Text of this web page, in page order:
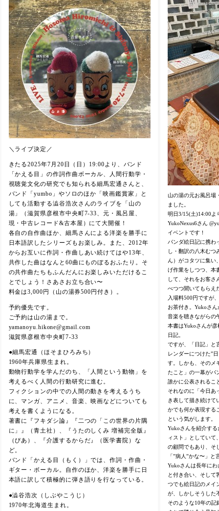
＼ライブ決定／
きたる2025年7月20日（日）19:00より、バンド
「かえる目」の作詞作曲ボーカル、人間行動学・
視聴覚文化の研究でも知られる細馬宏通さんと、
バンド「yumbo」やソロのほか「映画鑑賞家」と
しても活動する澁谷浩次さんのライブを「山の
湯」（滋賀県彦根市中央町7-33、元・風呂屋、
現・中古レコード&古本屋）にて大開催！
各自の自作曲ほか、細馬さんによる洋楽を勝手に
日本語訳したシリーズもお楽しみ。また、2012年
からお互いに作詞・作曲しあい続けてはや13年、
共作した曲はなんと60曲にものぼるおふたり。そ
の共作曲たちもふんだんにお楽しみいただけるこ
とでしょう！さあさお立ち合い〜
料金は3,000円（山の湯券500円付き）。
予約優先です。
ご予約は山の湯まで。
yamanoyu.hikone@gmail.com
滋賀県彦根市中央町7-33
●細馬宏通（ほそまひろみち）
1960年兵庫県生まれ。
動物行動学を学んだのち、「人間という動物」を
考えるべく人間の行動研究に進む。
フィクションの中での人間の動きを考えるうち
に、マンガ、アニメ、音楽、映画などについても
考えを書くようになる。
著書に『フキダシ論』『二つの「この世界の片隅
に」』（青土社）、『うたのしくみ 増補完全版』
（ぴあ）、『介護するからだ』（医学書院）な
ど。
バンド「かえる目（もく）」では、作詞・作曲・
ギター・ボーカル。自作のほか、洋楽を勝手に日
本語に訳して積極的に弾き語りを行なっている。
●澁谷浩次（しぶやこうじ）
1970年北海道生まれ。
山の湯の元お風呂場
ました。
明日3/15(土)14:00よ
YukoNexus6さん
イベントです！
パンダ絵日記に携わ
し・翻訳の八木むつ
ん）がコタツに集い
げ作業をしつつ、本
して、それをお客さ
べつつ聞いてもらえ
入場料500円ですが
お茶付き。Yukoさ
音楽を聴きながらの
本書はYukoさんが
日記。
ですが、「日記」と
レンダーにつけた”
す。しかも、そのメ
たこと」の一幕がパ
誰かに公表されるこ
それなのに「今日あ
き表して描き続けて
かでも何か表現する
という気がします。
Yukoさんを紹介す
ィスト」としていて
の顧問でもあり、そ
「”病人”かな〜」と
Yukoさんは長年に
と付き合い、そして
つでも絵日記のメイ
が、しかしそうした
そのような10年の記